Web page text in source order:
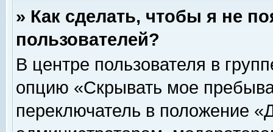
» Как сделать, чтобы я не
пользователей?
В центре пользователя в
опцию «Скрывать мое
переключатель в положение